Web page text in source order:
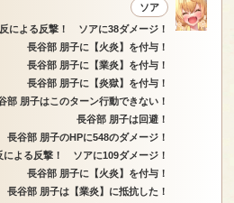
ソア
反による反撃！ ソアに38ダメージ！
長谷部 朋子に【火炎】を付与！
長谷部 朋子に【業炎】を付与！
長谷部 朋子に【炎獄】を付与！
朋子はこのターン行動できない！
長谷部 朋子は回避！
長谷部 朋子のHPに548のダメージ！
による反撃！ ソアに109ダメージ！
長谷部 朋子に【火炎】を付与！
長谷部 朋子は【業炎】に抵抗した！